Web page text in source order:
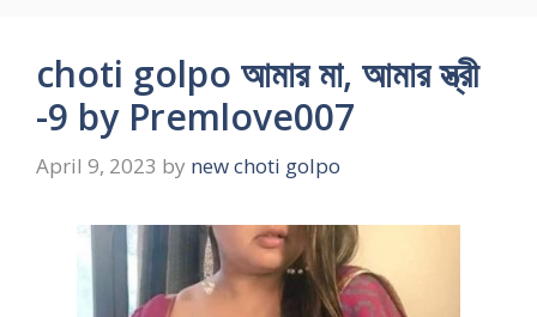
choti golpo আমার মা, আমার স্ত্রী
-9 by Premlove007
April 9, 2023 by new choti golpo